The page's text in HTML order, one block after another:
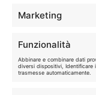
Marketing
Funzionalità
Abbinare e combinare dati
diversi dispositivi, Identificare
trasmesse automaticamente.
Disclaimer
I marchi citati
segnalate possono
sui siti ufficiali.